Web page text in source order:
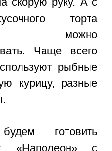
торта
можно
Чаще всего
рыбные
курицу, разные
готовить
«Наполеон» с